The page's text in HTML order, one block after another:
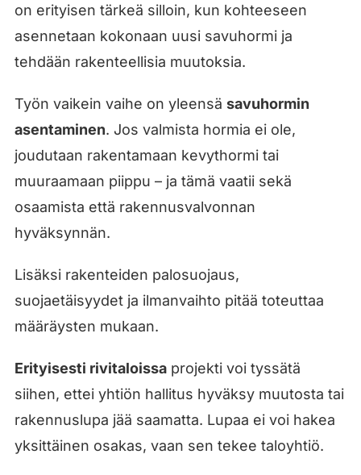
on erityisen tärkeä silloin, kun kohteeseen
asennetaan kokonaan uusi savuhormi ja
tehdään rakenteellisia muutoksia.
Työn vaikein vaihe on yleensä savuhormin
asentaminen. Jos valmista hormia ei ole,
joudutaan rakentamaan kevythormi tai
muuraamaan piippu – ja tämä vaatii sekä
osaamista että rakennusvalvonnan
hyväksynnän.
Lisäksi rakenteiden palosuojaus,
suojaetäisyydet ja ilmanvaihto pitää toteuttaa
määräysten mukaan.
Erityisesti rivitaloissaprojekti voi tyssätä
siihen, ettei yhtiön hallitus hyväksy muutosta tai
rakennuslupa jää saamatta. Lupaa ei voi hakea
yksittäinen osakas, vaan sen tekee taloyhtiö.